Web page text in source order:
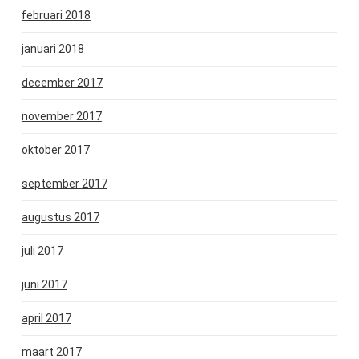
februari 2018
januari 2018
december 2017
november 2017
oktober 2017
september 2017
augustus 2017
juli 2017
juni 2017
april 2017
maart 2017